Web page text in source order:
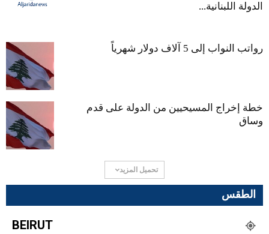
الدولة اللبنانية...
رواتب النواب إلى 5 آلاف دولار شهرياً
خطة إخراج المسيحيين من الدولة على قدم
وساق
تحميل المزيد
الطقس
BEIRUT